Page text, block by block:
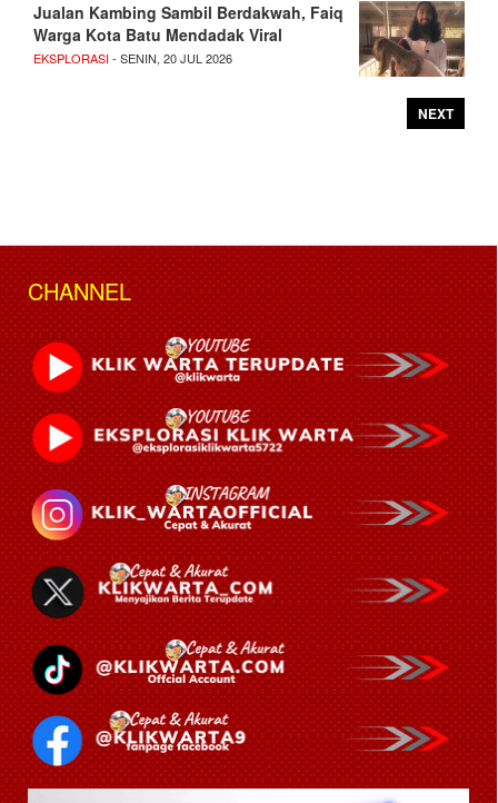
Jualan Kambing Sambil Berdakwah, Faiq
Warga Kota Batu Mendadak Viral
EKSPLORASI- SENIN, 20 JUL 2026
NEXT
CHANNEL